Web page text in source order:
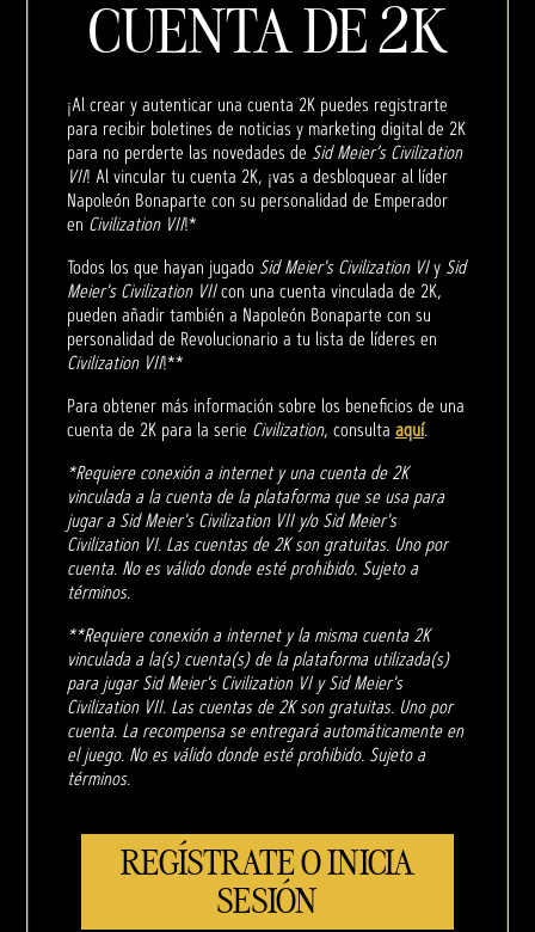
CUENTA DE 2K
¡Al crear y autenticar una cuenta 2K puedes registrarte
para recibir boletines de noticias y marketing digital de 2K
para no perderte las novedades de Sid Meier’s Civilization
VII! Al vincular tu cuenta 2K, ¡vas a desbloquear al líder
Napoleón Bonaparte con su personalidad de Emperador
en Civilization VII!*
Todos los que hayan jugado Sid Meier's Civilization VIy Sid
Meier's Civilization VIIcon una cuenta vinculada de 2K,
pueden añadir también a Napoleón Bonaparte con su
personalidad de Revolucionario a tu lista de líderes en
Civilization VII!**
Para obtener más información sobre los beneficios de una
cuenta de 2K para la serie Civilization, consulta aquí.
*Requiere conexión a internet y una cuenta de 2K
vinculada a la cuenta de la plataforma que se usa para
jugar a Sid Meier's Civilization VII y/o Sid Meier's
Civilization VI. Las cuentas de 2K son gratuitas. Uno por
cuenta. No es válido donde esté prohibido. Sujeto a
términos.
**Requiere conexión a internet y la misma cuenta 2K
vinculada a la(s) cuenta(s) de la plataforma utilizada(s)
para jugar Sid Meier's Civilization VI y Sid Meier's
Civilization VII. Las cuentas de 2K son gratuitas. Uno por
cuenta. La recompensa se entregará automáticamente en
el juego. No es válido donde esté prohibido. Sujeto a
términos.
REGÍSTRATE O INICIA
SESIÓN